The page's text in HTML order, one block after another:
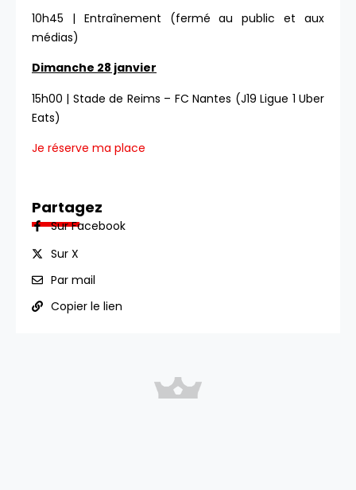
10h45 | Entraînement (fermé au public et aux
médias)
Dimanche 28 janvier
15h00 | Stade de Reims – FC Nantes (J19 Ligue 1 Uber
Eats)
Je réserve ma place
Partagez
Sur Facebook
Sur X
Par mail
Copier le lien